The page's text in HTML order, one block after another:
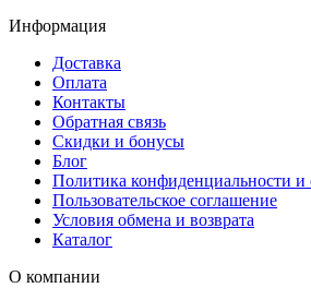
Информация
Доставка
Оплата
Контакты
Обратная связь
Скидки и бонусы
Блог
Политика конфиденциальности и
Пользовательское соглашение
Условия обмена и возврата
Каталог
О компании